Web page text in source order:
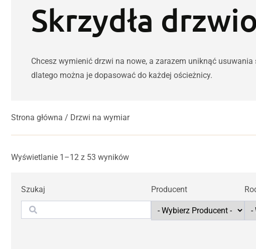
Skrzydła
Chcesz wymienić drzwi na nowe, a zarazem uniknąć
dlatego można je dopasować do każdej ościeżnicy.
Strona główna / Drzwi na wymiar
Wyświetlanie 1–12 z 53 wynikówPosortowane według ceny: od
Szukaj
Szukaj
Producent